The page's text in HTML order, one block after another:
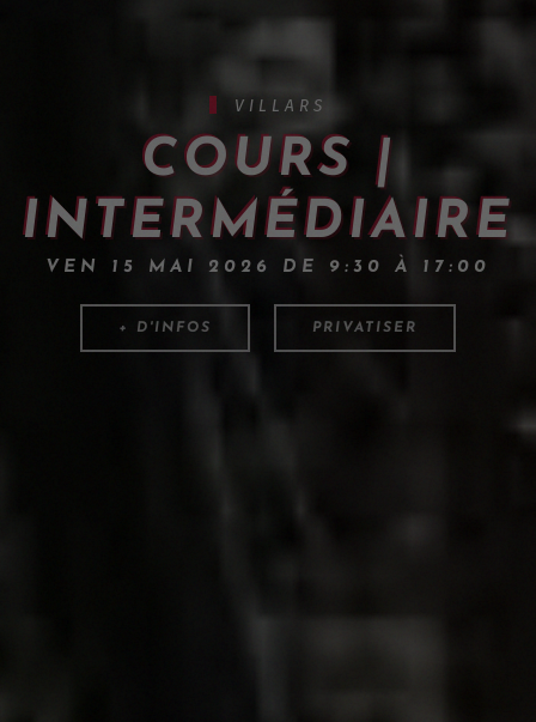
VILLARS
COURS |
INTERMÉDIAIRE
VEN 15 MAI 2026 DE 9:30 À 17:00
+ D'INFOS PRIVATISER